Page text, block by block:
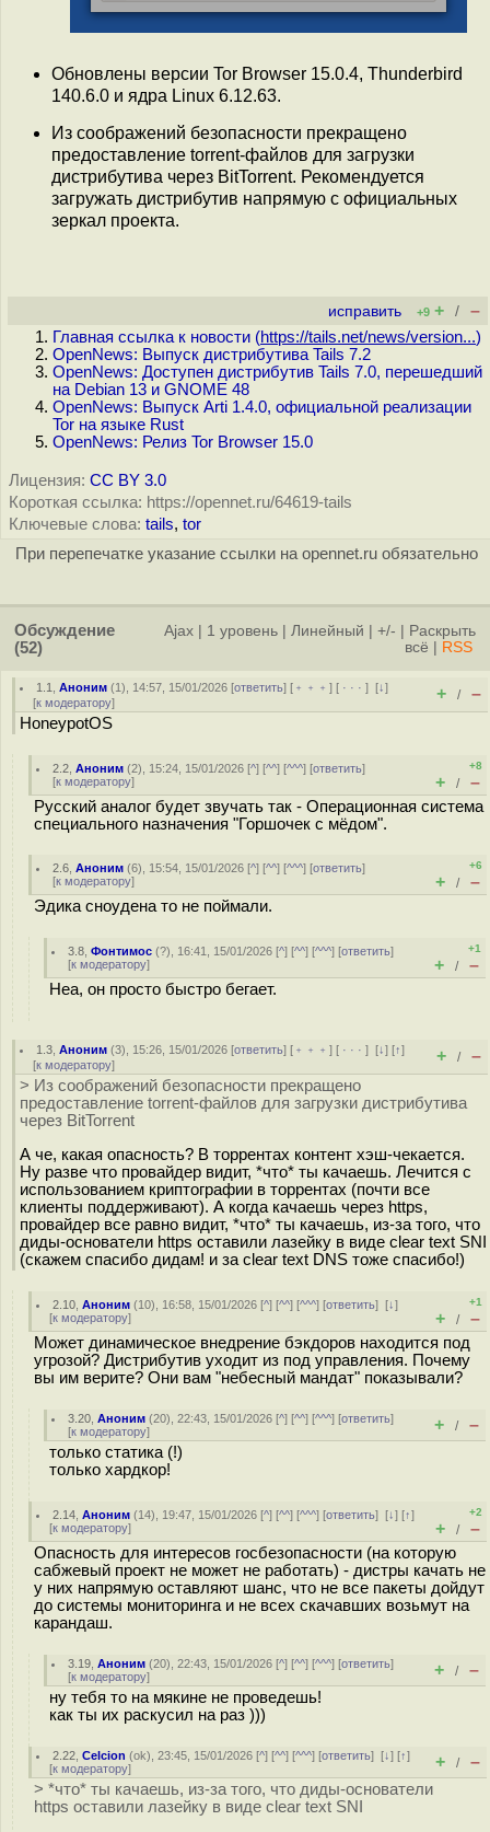
Обновлены версии Tor Browser 15.0.4, Thunderbird
140.6.0 и ядра Linux 6.12.63.
Из соображений безопасности прекращено
предоставление torrent-файлов для загрузки
дистрибутива через BitTorrent. Рекомендуется
загружать дистрибутив напрямую с официальных
зеркал проекта.
исправить +9 + / –
Главная ссылка к новости (https://tails.net/news/version...)
OpenNews: Выпуск дистрибутива Tails 7.2
OpenNews: Доступен дистрибутив Tails 7.0, перешедший
на Debian 13 и GNOME 48
OpenNews: Выпуск Arti 1.4.0, официальной реализации
Tor на языке Rust
OpenNews: Релиз Tor Browser 15.0
Лицензия: CC BY 3.0
Короткая ссылка: https://opennet.ru/64619-tails
Ключевые слова: tails, tor
При перепечатке указание ссылки на opennet.ru обязательно
Обсуждение
(52)
Ajax 1 уровень Линейный +/-
Раскрыть
всё
RSS
1.1 ,Аноним (1), 14:57, 15/01/2026 [ответить] [ ﹢﹢﹢] [ · · ·][↓]
[к модератору] + / –
HoneypotOS
2.2 ,Аноним (2), 15:24, 15/01/2026 [^] [^^] [^^^] [ответить]
[к модератору]
+8
+ / –
Русский аналог будет звучать так - Операционная система
специального назначения "Горшочек с мёдом".
2.6 ,Аноним (6), 15:54, 15/01/2026 [^] [^^] [^^^] [ответить]
[к модератору]
+6
+ / –
Эдика сноудена то не поймали.
3.8 ,Фонтимос (?), 16:41, 15/01/2026 [^] [^^] [^^^] [ответить]
[к модератору]
+1
+ / –
Неа, он просто быстро бегает.
1.3 ,Аноним (3), 15:26, 15/01/2026 [ответить] [ ﹢﹢﹢] [ · · ·][↓] [↑]
[к модератору] + / –
> Из соображений безопасности прекращено
предоставление torrent-файлов для загрузки дистрибутива
через BitTorrent
А че, какая опасность? В торрентах контент хэш-чекается.
Ну разве что провайдер видит, *что* ты качаешь. Лечится с
использованием криптографии в торрентах (почти все
клиенты поддерживают). А когда качаешь через https,
провайдер все равно видит, *что* ты качаешь, из-за того, что
диды-основатели https оставили лазейку в виде clear text SNI
(скажем спасибо дидам! и за clear text DNS тоже спасибо!)
2.10 ,Аноним (10), 16:58, 15/01/2026 [^] [^^] [^^^] [ответить][↓]
[к модератору]
+1
+ / –
Может динамическое внедрение бэкдоров находится под
угрозой? Дистрибутив уходит из под управления. Почему
вы им верите? Они вам "небесный мандат" показывали?
3.20 ,Аноним (20), 22:43, 15/01/2026 [^] [^^] [^^^] [ответить]
[к модератору] + / –
только статика (!)
только хардкор!
2.14 ,Аноним (14), 19:47, 15/01/2026 [^] [^^] [^^^] [ответить][↓] [↑]
[к модератору]
+2
+ / –
Опасность для интересов госбезопасности (на которую
сабжевый проект не может не работать) - дистры качать не
у них напрямую оставляют шанс, что не все пакеты дойдут
до системы мониторинга и не всех скачавших возьмут на
карандаш.
3.19 ,Аноним (20), 22:43, 15/01/2026 [^] [^^] [^^^] [ответить]
[к модератору] + / –
ну тебя то на мякине не проведешь!
как ты их раскусил на раз )))
2.22 ,Celcion (ok), 23:45, 15/01/2026 [^] [^^] [^^^] [ответить][↓] [↑]
[к модератору] + / –
> *что* ты качаешь, из-за того, что диды-основатели
https оставили лазейку в виде clear text SNI